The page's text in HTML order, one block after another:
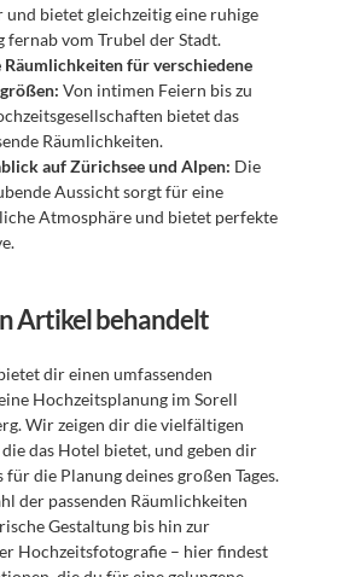
und bietet gleichzeitig eine ruhige
fernab vom Trubel der Stadt.
für verschiedene
Von intimen Feiern bis zu
bietet das
Räumlichkeiten.
auf Zürichsee und Alpen: Die
Aussicht sorgt für eine
Atmosphäre und bietet perfekte
Artikel behandelt
dir einen umfassenden
Hochzeitsplanung im Sorell
Wir zeigen dir die vielfältigen
das Hotel bietet, und geben dir
die Planung deines großen Tages.
der passenden Räumlichkeiten
Gestaltung bis hin zur
Hochzeitsfotografie – hier findest